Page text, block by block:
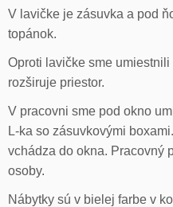
V lavičke je zásuvka a pod
topánok.
Oproti lavičke sme
rozširuje priestor.
V pracovni sme pod okno
L-ka so zásuvkovými
vchádza do okna. Pracovný
osoby.
Nábytky sú v bielej farbe v